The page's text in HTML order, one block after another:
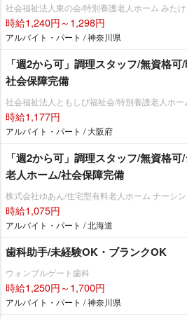
社会福祉法人東の会/特別養護老人ホーム みたけ
時給1,240円～1,298円
アルバイト・パート / 神奈川県
「週2から可」調理スタッフ/無資格
社会保障完備
社会福祉法人ともしび福祉会/特別養護老人ホ
時給1,177円
アルバイト・パート / 大阪府
「週2から可」調理スタッフ/無資格
老人ホーム/社会保障完備
株式会社ゆあん/住宅型有料老人ホーム ナーシ
時給1,075円
アルバイト・パート / 北海道
歯科助手/未経験OK・ブランクOK
ウォンブルゲート歯科
時給1,250円～1,700円
アルバイト・パート / 神奈川県